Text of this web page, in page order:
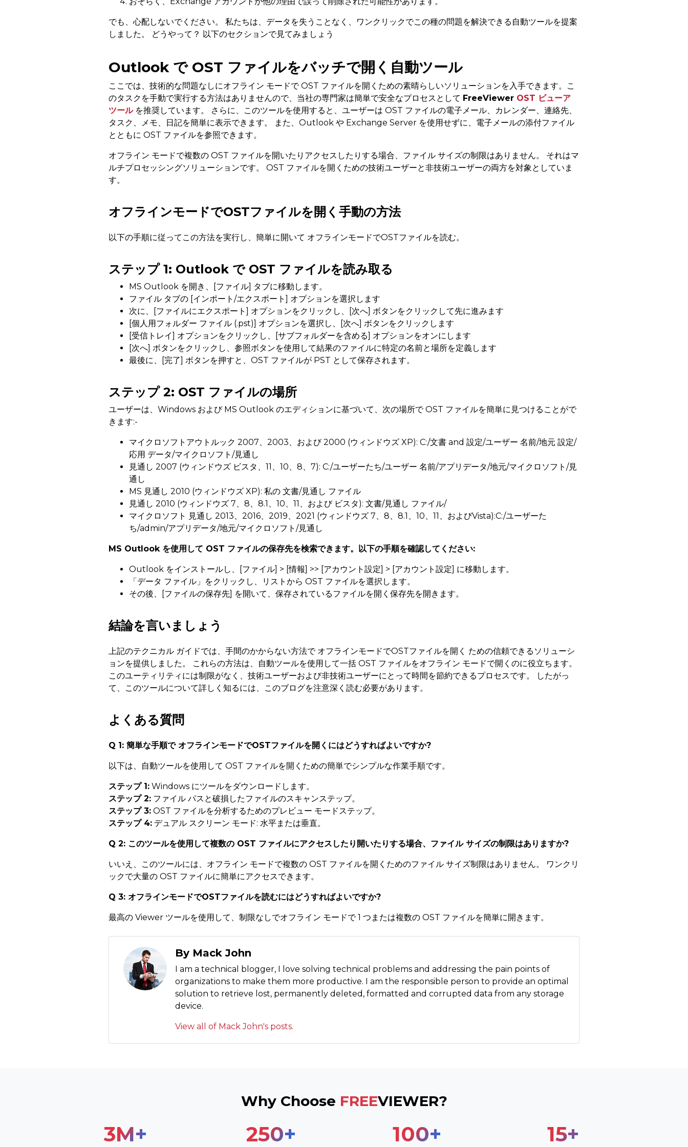
でも、心配しないでください。 私たちは、データを失うことなく、ワンクリックでこの種の問題を解決できる自動ツールを提案
しました。 どうやって？ 以下のセクションで見てみましょう
Outlook で OST ファイルをバッチで開く自動ツール
ここでは、技術的な問題なしにオフライン モードで OST ファイルを開くための素晴らしいソリューションを入手できます。こ
のタスクを手動で実行する方法はありませんので、当社の専門家は簡単で安全なプロセスとして FreeViewer OST ビューア
ツールを推奨しています。 さらに、このツールを使用すると、ユーザーは OST ファイルの電子メール、カレンダー、連絡先、
タスク、メモ、日記を簡単に表示できます。 また、Outlook や Exchange Server を使用せずに、電子メールの添付ファイル
とともに OST ファイルを参照できます。
オフライン モードで複数の OST ファイルを開いたりアクセスしたりする場合、ファイル サイズの制限はありません。 それはマ
ルチプロセッシングソリューションです。 OST ファイルを開くための技術ユーザーと非技術ユーザーの両方を対象としていま
す。
オフラインモードでOSTファイルを開く手動の方法
以下の手順に従ってこの方法を実行し、簡単に開いて オフラインモードでOSTファイルを読む。
ステップ 1: Outlook で OST ファイルを読み取る
MS Outlook を開き、[ファイル] タブに移動します。
ファイル タブの [インポート/エクスポート] オプションを選択します
次に、[ファイルにエクスポート] オプションをクリックし、[次へ] ボタンをクリックして先に進みます
[個人用フォルダー ファイル (.pst)] オプションを選択し、[次へ] ボタンをクリックします
[受信トレイ] オプションをクリックし、[サブフォルダーを含める] オプションをオンにします
[次へ] ボタンをクリックし、参照ボタンを使用して結果のファイルに特定の名前と場所を定義します
最後に、[完了] ボタンを押すと、OST ファイルが PST として保存されます。
ステップ 2: OST ファイルの場所
ユーザーは、Windows および MS Outlook のエディションに基づいて、次の場所で OST ファイルを簡単に見つけることがで
きます:-
マイクロソフトアウトルック 2007、2003、および 2000 (ウィンドウズ XP): C:/文書 and 設定/ユーザー 名前/地元 設定/
応用 データ/マイクロソフト/見通し
見通し 2007 (ウィンドウズ ビスタ、11、10、8、7): C:/ユーザーたち/ユーザー 名前/アプリデータ/地元/マイクロソフト/見
通し
MS 見通し 2010 (ウィンドウズ XP): 私の 文書/見通し ファイル
見通し 2010 (ウィンドウズ 7、8、8.1、10、11、および ビスタ): 文書/見通し ファイル/
マイクロソフト 見通し 2013、2016、2019、2021 (ウィンドウズ 7、8、8.1、10、11、およびVista):C:/ユーザーた
ち/admin/アプリデータ/地元/マイクロソフト/見通し
MS Outlook を使用して OST ファイルの保存先を検索できます。以下の手順を確認してください:
Outlook をインストールし、[ファイル] > [情報] >> [アカウント設定] > [アカウント設定] に移動します。
「データ ファイル」をクリックし、リストから OST ファイルを選択します。
その後、[ファイルの保存先] を開いて、保存されているファイルを開く保存先を開きます。
結論を言いましょう
上記のテクニカル ガイドでは、手間のかからない方法で オフラインモードでOSTファイルを開く ための信頼できるソリューシ
ョンを提供しました。 これらの方法は、自動ツールを使用して一括 OST ファイルをオフライン モードで開くのに役立ちます。
このユーティリティには制限がなく、技術ユーザーおよび非技術ユーザーにとって時間を節約できるプロセスです。 したがっ
て、このツールについて詳しく知るには、このブログを注意深く読む必要があります。
よくある質問
Q 1: 簡単な手順で オフラインモードでOSTファイルを開くにはどうすればよいですか?
以下は、自動ツールを使用して OST ファイルを開くための簡単でシンプルな作業手順です。
ステップ 1: Windows にツールをダウンロードします。
ステップ 2: ファイル パスと破損したファイルのスキャンステップ。
ステップ 3: OST ファイルを分析するためのプレビュー モードステップ。
ステップ 4: デュアル スクリーン モード: 水平または垂直。
Q 2: このツールを使用して複数の OST ファイルにアクセスしたり開いたりする場合、ファイル サイズの制限はありますか?
いいえ、このツールには、オフライン モードで複数の OST ファイルを開くためのファイル サイズ制限はありません。 ワンクリ
ックで大量の OST ファイルに簡単にアクセスできます。
Q 3: オフラインモードでOSTファイルを読むにはどうすればよいですか?
最高の Viewer ツールを使用して、制限なしでオフライン モードで 1 つまたは複数の OST ファイルを簡単に開きます。
By Mack John
I am a technical blogger, I love solving technical problems and addressing the pain points of
organizations to make them more productive. I am the responsible person to provide an optimal
solution to retrieve lost, permanently deleted, formatted and corrupted data from any storage
device.
View all of Mack John's posts.
Why Choose FREEVIEWER?
3M+ 250+ 100+ 15+